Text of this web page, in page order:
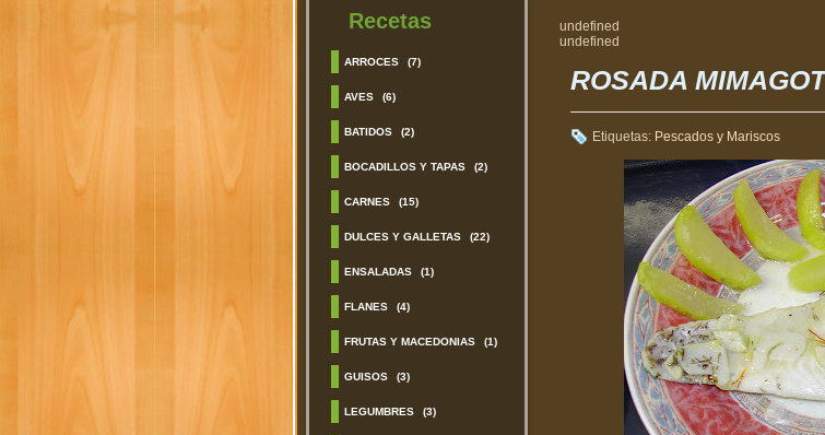
Recetas
ARROCES (7)
AVES (6)
BATIDOS (2)
BOCADILLOS Y TAPAS (2)
CARNES (15)
DULCES Y GALLETAS (22)
ENSALADAS (1)
FLANES (4)
FRUTAS Y MACEDONIAS (1)
GUISOS (3)
LEGUMBRES (3)
undefined
undefined
ROSADA MIMAGOT
Etiquetas: Pescados y Mariscos